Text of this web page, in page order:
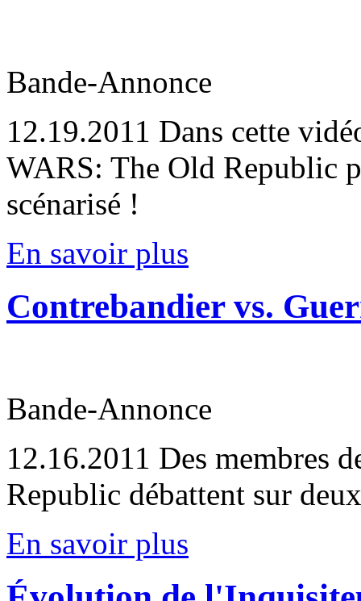
Bande-Annonce
12.19.2011 Dans cette
WARS: The Old Republic
scénarisé !
En savoir plus
Contrebandier vs.
Bande-Annonce
12.16.2011 Des membres
Republic débattent sur
En savoir plus